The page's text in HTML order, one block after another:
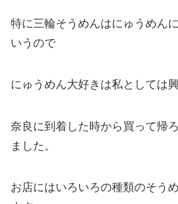
特に三輪そうめんはにゅうめん
いうので
にゅうめん大好きは私としては興
奈良に到着した時から買って帰
ました。
お店にはいろいろの種類のそう